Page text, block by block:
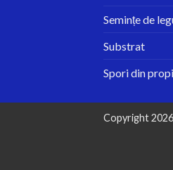
Semințe de
Substrat
Spori din
Copyright